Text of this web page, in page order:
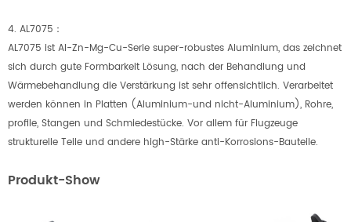
4. AL7075：
AL7075 ist Al-Zn-Mg-Cu-Serie super-robustes Aluminium, das zeichnet
sich durch gute Formbarkeit Lösung, nach der Behandlung und
Wärmebehandlung die Verstärkung ist sehr offensichtlich. Verarbeitet
werden können in Platten (Aluminium-und nicht-Aluminium), Rohre,
profile, Stangen und Schmiedestücke. Vor allem für Flugzeuge
strukturelle Teile und andere high-Stärke anti-Korrosions-Bauteile.
Produkt-Show